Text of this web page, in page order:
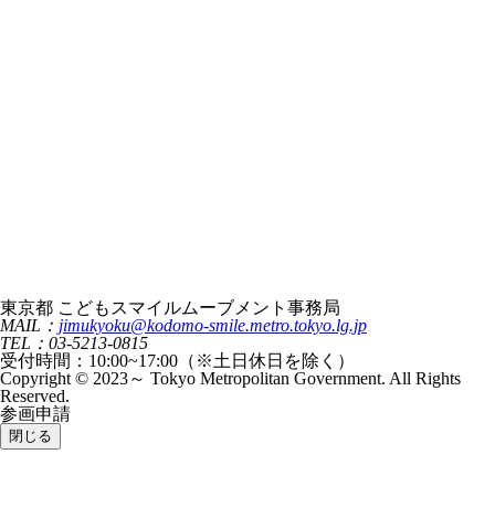
東京都 こどもスマイルムーブメント事務局
MAIL： jimukyoku@kodomo-smile.metro.tokyo.lg.jp
TEL：03-5213-0815
受付時間：10:00~17:00（※土日休日を除く）
Copyright © 2023～ Tokyo Metropolitan Government. All Rights
Reserved.
参画申請
閉じる